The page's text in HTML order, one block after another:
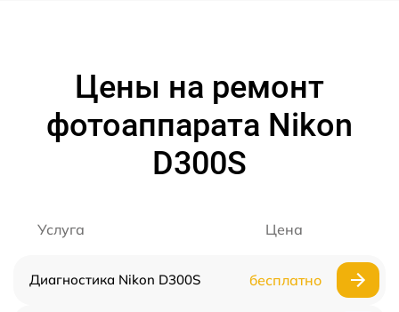
Цены на ремонт
фотоаппарата Nikon
D300S
Услуга Цена
Диагностика Nikon D300S бесплатно